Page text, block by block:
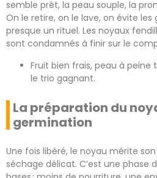
semble prêt, la peau souple, la
On le retire, on le lave, on évite les
presque un rituel. Les noyaux
sont condamnés à finir sur le
Fruit bien frais, peau à peine
le trio gagnant.
La préparation du
germination
Une fois libéré, le noyau mérite
séchage délicat. C’est une phase